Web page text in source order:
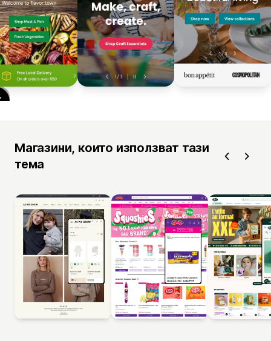
Магазини, които използват тази
тема